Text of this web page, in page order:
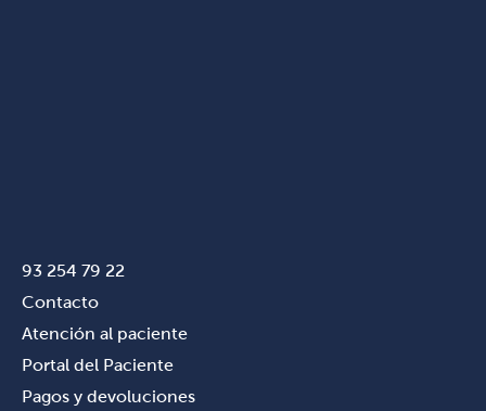
93 254 79 22
Contacto
Atención al paciente
Portal del Paciente
Pagos y devoluciones